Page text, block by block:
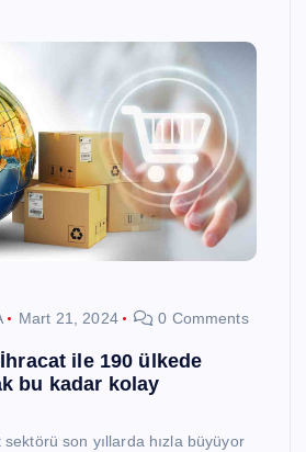
Mart 21, 2024 0 Comments
ile 190 ülkede
bu kadar kolay
son yıllarda hızla büyüyor